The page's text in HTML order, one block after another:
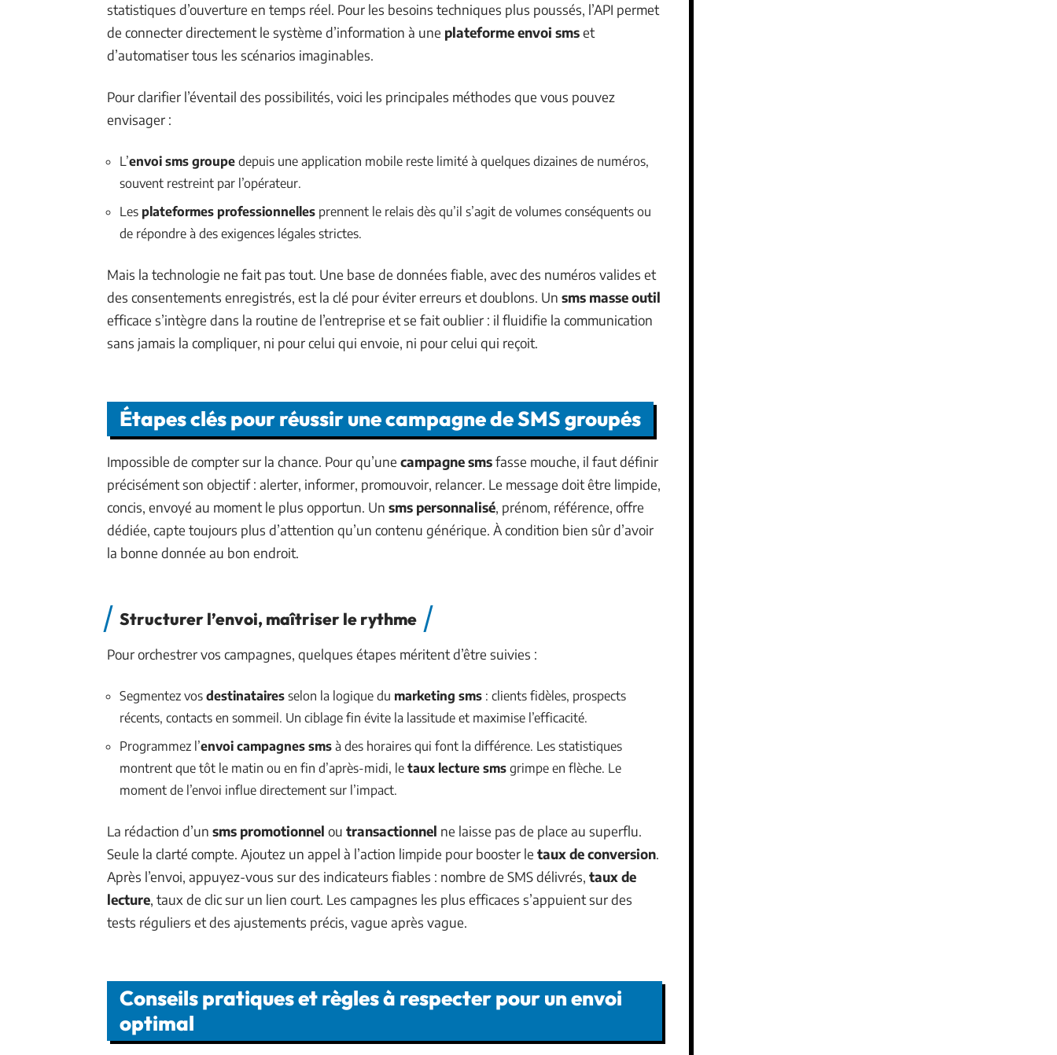
statistiques d’ouverture en temps réel. Pour les besoins techniques plus poussés, l’API permet
de connecter directement le système d’information à une plateforme envoi smset
d’automatiser tous les scénarios imaginables.
Pour clarifier l’éventail des possibilités, voici les principales méthodes que vous pouvez
envisager :
L’envoi sms groupe depuis une application mobile reste limité à quelques dizaines de numéros,
souvent restreint par l’opérateur.
Les plateformes professionnelles prennent le relais dès qu’il s’agit de volumes conséquents ou
de répondre à des exigences légales strictes.
Mais la technologie ne fait pas tout. Une base de données fiable, avec des numéros valides et
des consentements enregistrés, est la clé pour éviter erreurs et doublons. Un sms masse outil
efficace s’intègre dans la routine de l’entreprise et se fait oublier : il fluidifie la communication
sans jamais la compliquer, ni pour celui qui envoie, ni pour celui qui reçoit.
Étapes clés pour réussir une campagne de SMS groupés
Impossible de compter sur la chance. Pour qu’une campagne smsfasse mouche, il faut définir
précisément son objectif : alerter, informer, promouvoir, relancer. Le message doit être limpide,
concis, envoyé au moment le plus opportun. Un sms personnalisé, prénom, référence, offre
dédiée, capte toujours plus d’attention qu’un contenu générique. À condition bien sûr d’avoir
la bonne donnée au bon endroit.
Structurer l’envoi, maîtriser le rythme
Pour orchestrer vos campagnes, quelques étapes méritent d’être suivies :
Segmentez vos destinataires selon la logique du marketing sms : clients fidèles, prospects
récents, contacts en sommeil. Un ciblage fin évite la lassitude et maximise l’efficacité.
Programmez l’envoi campagnes sms à des horaires qui font la différence. Les statistiques
montrent que tôt le matin ou en fin d’après-midi, le taux lecture sms grimpe en flèche. Le
moment de l’envoi influe directement sur l’impact.
La rédaction d’un sms promotionnel ou transactionnel ne laisse pas de place au superflu.
Seule la clarté compte. Ajoutez un appel à l’action limpide pour booster le taux de conversion.
Après l’envoi, appuyez-vous sur des indicateurs fiables : nombre de SMS délivrés, taux de
lecture, taux de clic sur un lien court. Les campagnes les plus efficaces s’appuient sur des
tests réguliers et des ajustements précis, vague après vague.
Conseils pratiques et règles à respecter pour un envoi
optimal